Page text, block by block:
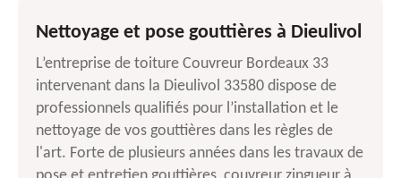
Nettoyage et pose gouttières à Dieulivol
L’entreprise de toiture Couvreur Bordeaux 33
intervenant dans la Dieulivol 33580 dispose de
professionnels qualifiés pour l’installation et le
nettoyage de vos gouttières dans les règles de
l'art. Forte de plusieurs années dans les travaux de